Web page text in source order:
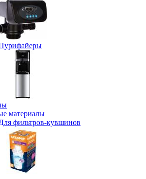
материалы
фильтров-кувшинов